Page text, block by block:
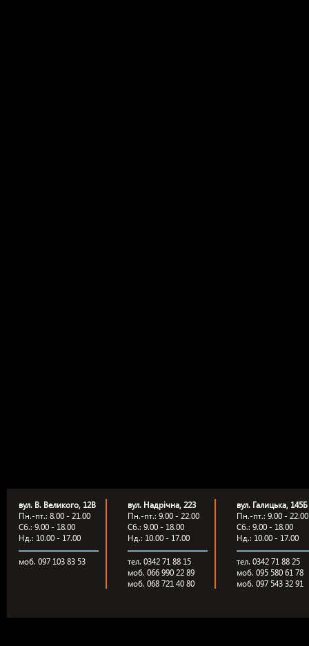
вул. В. Великого, 12В
Пн.-пт.: 8.00 - 21.00
Сб.: 9.00 - 18.00
Нд.: 10.00 - 17.00
моб. 097 103 83 53
вул. Надрічна, 223
Пн.-пт.: 9.00 - 22.00
Сб.: 9.00 - 18.00
Нд.: 10.00 - 17.00
тел. 0342 71 88 15
моб. 066 990 22 89
моб. 068 721 40 80
вул. Галицька, 145Б
Пн.-пт.: 9.00 - 22.00
Сб.: 9.00 - 18.00
Нд.: 10.00 - 17.00
тел. 0342 71 88 25
моб. 095 580 61 78
моб. 097 543 32 91